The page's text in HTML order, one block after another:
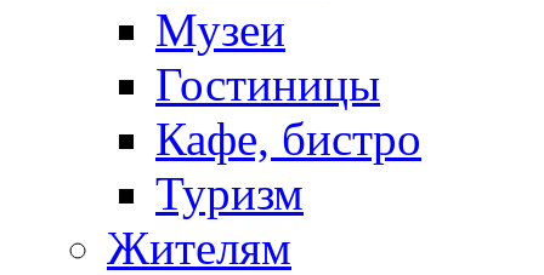
Музеи
Гостиницы
Кафе, бистро
Туризм
Жителям